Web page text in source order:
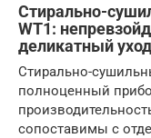
Стирально-
WT1:
деликатный уход
Стирально-
полноценный
сопоставимы с